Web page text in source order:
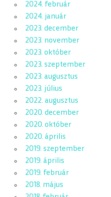
2024. február
2024. január
2023. december
2023. november
2023. október
2023. szeptember
2023. augusztus
2023. július
2022. augusztus
2020. december
2020. október
2020. április
2019. szeptember
2019. április
2019. február
2018. május